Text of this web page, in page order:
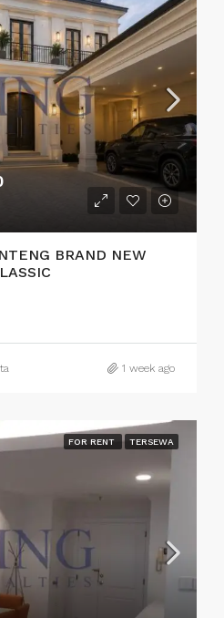
BRAND NEW
1 week ago
FOR RENT TERSEWA